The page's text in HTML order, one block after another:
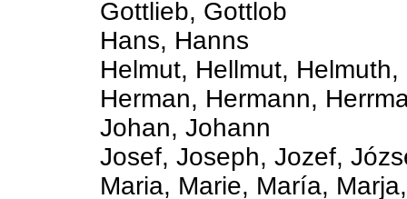
Gottlieb, Gottlob
Hans, Hanns
Helmut, Hellmut, Helmuth,
Herman, Hermann,
Johan, Johann
Josef, Joseph, Jozef,
Maria, Marie, María,